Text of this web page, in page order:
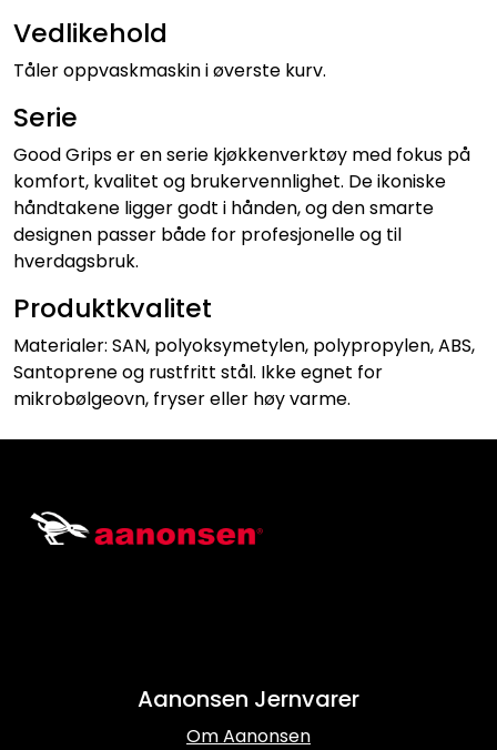
Vedlikehold
Tåler oppvaskmaskin i øverste kurv.
Serie
Good Grips er en serie kjøkkenverktøy med fokus på
komfort, kvalitet og brukervennlighet. De ikoniske
håndtakene ligger godt i hånden, og den smarte
designen passer både for profesjonelle og til
hverdagsbruk.
Produktkvalitet
Materialer: SAN, polyoksymetylen, polypropylen, ABS,
Santoprene og rustfritt stål. Ikke egnet for
mikrobølgeovn, fryser eller høy varme.
Aanonsen Jernvarer
Om Aanonsen